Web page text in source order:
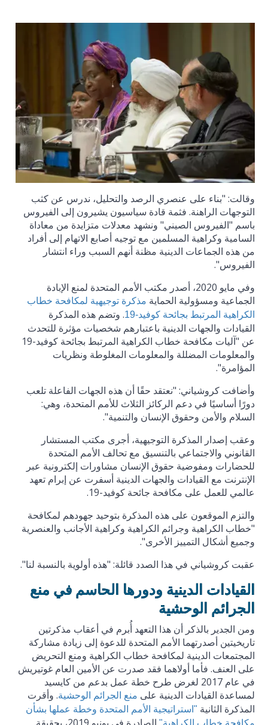
وقالت: "بناء على عنصري الرصد والتحليل، ندرس عن كثب
التوجهات الراهنة. فثمة قادة سياسيون يشيرون إلى الفيروس
باسم "الفيروس الصيني" ونشهد معدلات متزايدة من معاداة
السامية وكراهية المسلمين مع توجيه أصابع الاتهام إلى أفراد
من هذه الجماعات الدينية مظنة أنهم السبب وراء انتشار
الفيروس".
وفي مايو 2020، أصدر مكتب الأمم المتحدة لمنع الإبادة
الجماعية ومسؤولية الحماية مذكرة توجيهية لمكافحة خطاب
الكراهية المرتبط بجائحة كوفيد-19
. وتضم هذه المذكرة
القيادات والجهات الدينية باعتبارهم شخصيات مؤثرة للتحدث
عن "آليات مكافحة خطاب الكراهية المرتبط بجائحة كوفيد-19
والمعلومات المضللة والمعلومات المغلوطة ونظريات
المؤامرة".
وأضافت كروشياني: "نعتقد حقًا أن هذه الجهات الفاعلة تلعب
دورًا أساسيًا في دعم الركائز الثلاث للأمم المتحدة، وهي:
السلام والأمن وحقوق الإنسان والتنمية".
وعقب إصدار المذكرة التوجيهية، أجرى مكتب المستشار
القانوني والاجتماعي بالتنسيق مع تحالف الأمم المتحدة
للحضارات ومفوضية حقوق الإنسان مشاورات إلكترونية عبر
الإنترنت مع القيادات والجهات الدينية أسفرت عن إبرام تعهد
عالمي للعمل على مكافحة جائحة كوفيد-19.
والتزم الموقعون على هذه المذكرة بتوحيد جهودهم لمكافحة
"خطاب الكراهية وجرائم الكراهية وكراهية الأجانب والعنصرية
وجميع أشكال التمييز الأخرى".
عقبت كروشياني في هذا الصدد قائلة: "هذه أولوية بالنسبة لنا".
القيادات الدينية ودورها الحاسم في منع
الجرائم الوحشية
ومن الجدير بالذكر أن هذا التعهد أُبرم في أعقاب مذكرتين
تاريخيتين أصدرتهما الأمم المتحدة للدعوة إلى زيادة مشاركة
المجتمعات الدينية لمكافحة خطاب الكراهية ومنع التحريض
على العنف. فأما أولاهما فقد صدرت عن الأمين العام غوتيريش
في عام 2017 لغرض طرح خطة عمل بدعم من كايسيد
لمساعدة القيادات الدينية على منع الجرائم الوحشية. وأقرت
المذكرة الثانية "استراتيجية الأمم المتحدة وخطة عملها بشأن
مكافحة خطاب الكراهية"